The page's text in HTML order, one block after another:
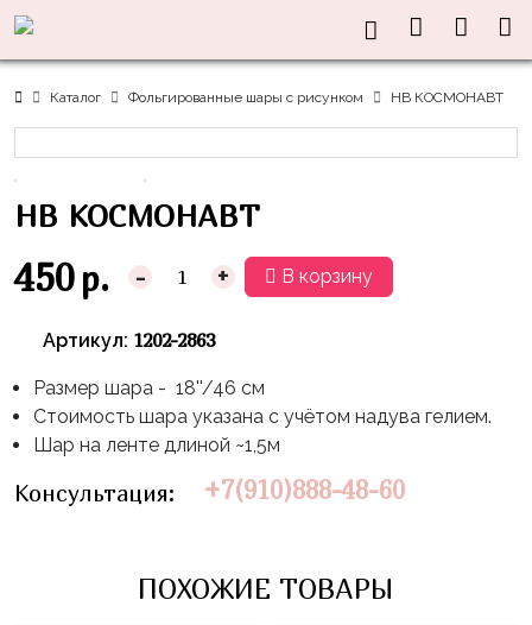
Каталог Фольгированные шары с рисунком HB КОСМОНАВТ
HB КОСМОНАВТ
450 р. - + В корзину
Артикул: 1202-2863
Размер шара - 18''/46 см
Стоимость шара указана с учётом надува гелием.
Шар на ленте длиной ~1,5м
Консультация: +7(910)888-48-60
ПОХОЖИЕ ТОВАРЫ
консультация?
Акции
Каталог
шары
без
рисунка
Латексные
шары
рисунком
Фольгированные
звёзды
Праздники
8
23
февраля,
Дембель
Родился
День
Рождения
День
Тематики
Оранжевая
Маша
и
Медведь
Синий
Трактор
Миньоны
Пикачу
Леди
Информация
О нас
Доставка
Контакты
+7(910)888-
48-